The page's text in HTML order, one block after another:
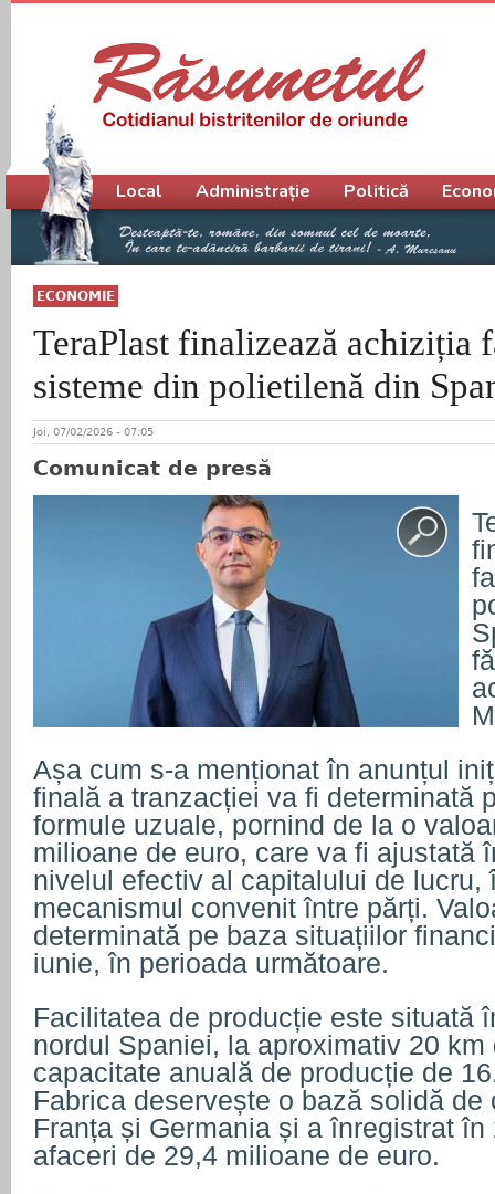
ECONOMIE
TeraPlast finalizează achiziția
sisteme din polietilenă din
Joi, 07/02/2026 - 07:05
Comunicat de presă
Așa cum s-a menționat în anunțul
finală a tranzacției va fi determinată
formule uzuale, pornind de la o
milioane de euro, care va fi ajustată
nivelul efectiv al capitalului de lucru,
mecanismul convenit între părți.
determinată pe baza situațiilor
iunie, în perioada următoare.
Facilitatea de producție este situată
nordul Spaniei, la aproximativ 20
capacitate anuală de producție de
Fabrica deservește o bază solidă
Franța și Germania și a înregistrat în
afaceri de 29,4 milioane de euro.
Meniu principal
Local Administrație Politică